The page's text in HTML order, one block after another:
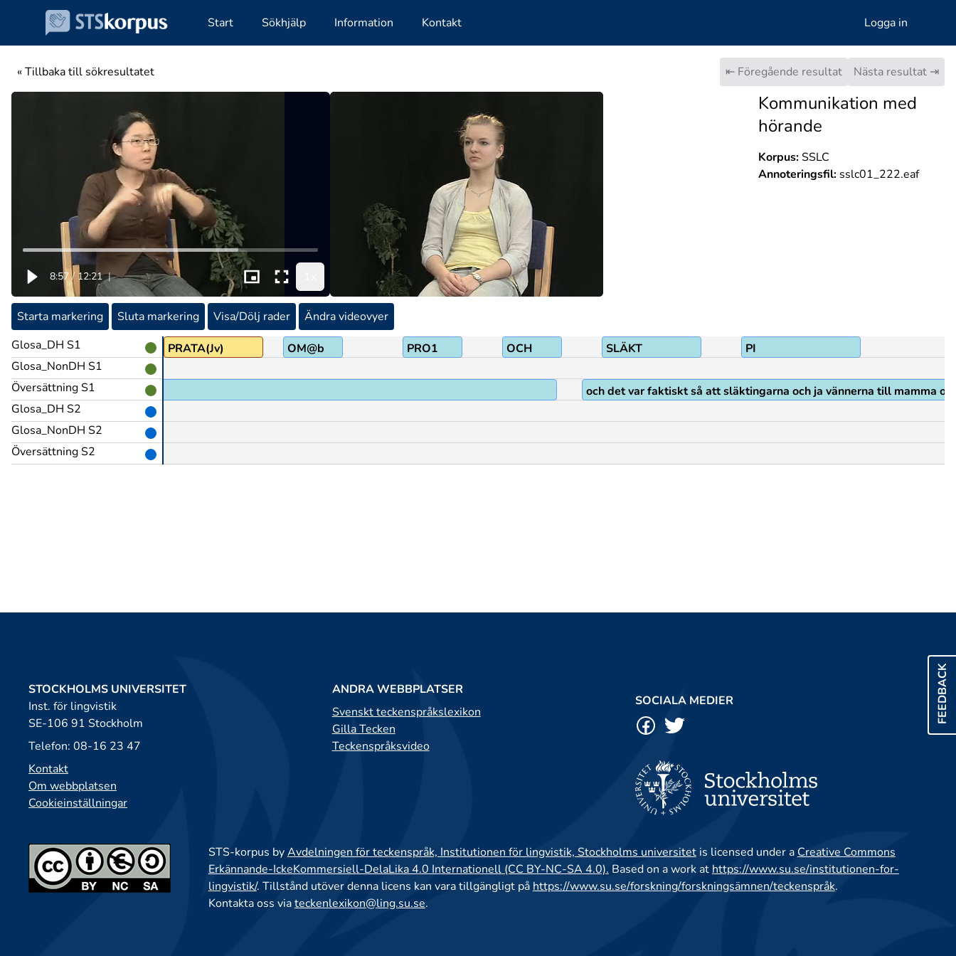
Start Sökhjälp Information Kontakt Logga in
« Tillbaka till sökresultatet ⇤ Föregående resultat Nästa resultat ⇥
8:57 / 12:21 |
Kommunikation med
hörande
Korpus:SSLC
Annoteringsfil:sslc01_222.eaf
Starta markering Sluta markering Visa/Dölj rader
Ändra videovyer
Glosa_DH S1
Glosa_NonDH S1
Översättning S1
Glosa_DH S2
Glosa_NonDH S2
Översättning S2
PRATA(Jv) OM@b PRO1 OCH SLÄKT PI
och det var faktiskt så att släktingarna och ja vännerna till mamma
FEEDBACK
STOCKHOLMS UNIVERSITET
Inst. för lingvistik
SE-106 91 Stockholm
Telefon: 08-16 23 47
Kontakt
Om webbplatsen
Cookieinställningar
ANDRA WEBBPLATSER
Svenskt teckenspråkslexikon
Gilla Tecken
Teckenspråksvideo
SOCIALA MEDIER
STS-korpus byAvdelningen för teckenspråk, Institutionen för lingvistik, Stockholms universitetis licensed under a Creative Commons
Erkännande-IckeKommersiell-DelaLika 4.0 Internationell (CC BY-NC-SA 4.0). Based on a work at https://www.su.se/institutionen-for-
lingvistik/. Tillstånd utöver denna licens kan vara tillgängligt på https://www.su.se/forskning/forskningsämnen/teckenspråk.
Kontakta oss viateckenlexikon@ling.su.se.